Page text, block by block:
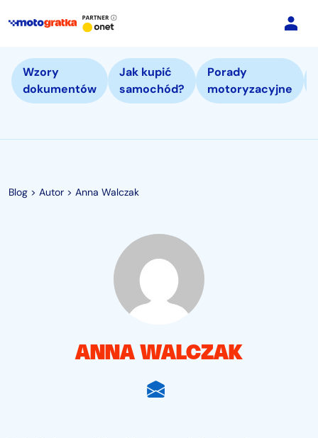
Wzory
dokumentów
Jak kupić
samochód?
Porady
motoryzacyjne
Blog > Autor > Anna Walczak
ANNA WALCZAK